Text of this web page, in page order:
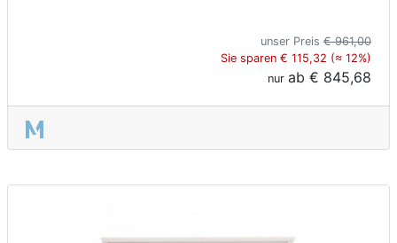
unser Preis € 961,00
Sie sparen € 115,32 (≈ 12%)
nur ab € 845,68